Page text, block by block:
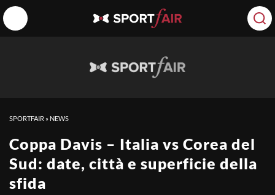
SPORTFAIR » NEWS
Coppa Davis – Italia vs Corea del
Sud: date, città e superficie della
sfida